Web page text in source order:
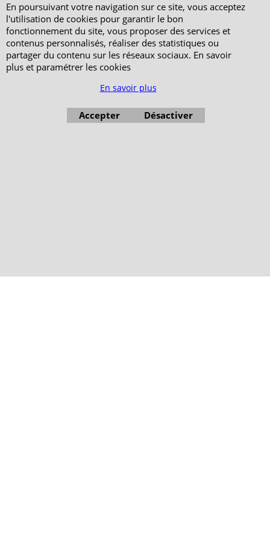
En poursuivant votre navigation sur ce site, vous acceptez
l'utilisation de cookies pour garantir le bon
fonctionnement du site, vous proposer des services et
contenus personnalisés, réaliser des statistiques ou
partager du contenu sur les réseaux sociaux. En savoir
plus et paramétrer les cookies
En savoir plus
Accepter Désactiver